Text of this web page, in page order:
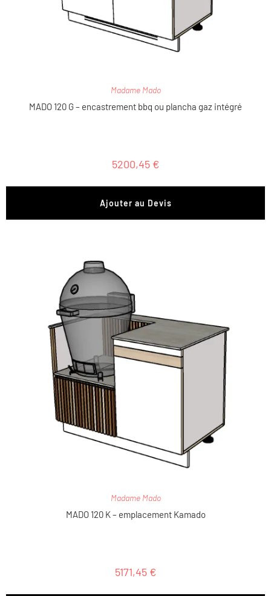
Madame Mado
MADO 120 G – encastrement bbq ou plancha gaz intégré
5200,45 €
Ajouter au Devis
Madame Mado
MADO 120 K – emplacement Kamado
5171,45 €